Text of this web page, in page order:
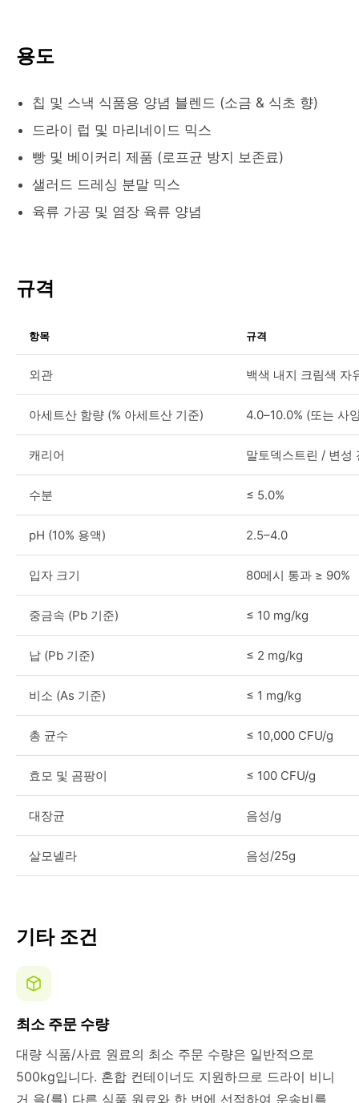
용도
칩 및 스낵 식품용 양념 블렌드 (소금 & 식초 향)
드라이 럽 및 마리네이드 믹스
빵 및 베이커리 제품 (로프균 방지 보존료)
샐러드 드레싱 분말 믹스
육류 가공 및 염장 육류 양념
규격
항목 규격
외관 백색 내지 크림색 자
아세트산 함량 (% 아세트산 기준) 4.0–10.0% (또는 사
캐리어 말토덱스트린 / 변성
수분 ≤ 5.0%
pH (10% 용액) 2.5–4.0
입자 크기 80메시 통과 ≥ 90%
중금속 (Pb 기준) ≤ 10 mg/kg
납 (Pb 기준) ≤ 2 mg/kg
비소 (As 기준) ≤ 1 mg/kg
총 균수 ≤ 10,000 CFU/g
효모 및 곰팡이 ≤ 100 CFU/g
대장균 음성/g
살모넬라 음성/25g
기타 조건
최소 주문 수량
대량 식품/사료 원료의 최소 주문 수량은 일반적으로
500kg입니다. 혼합 컨테이너도 지원하므로 드라이 비니
거 을(를) 다른 식품 원료와 한 번에 선적하여 운송비를